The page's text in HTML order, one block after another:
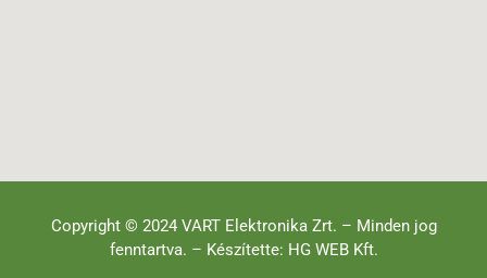
Copyright © 2024 VART Elektronika Zrt. – Minden jog
fenntartva. – Készítette: HG WEB Kft.